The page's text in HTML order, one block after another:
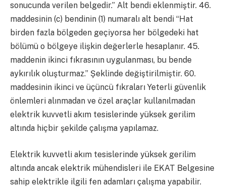
sonucunda verilen belgedir.” Alt bendi eklenmiştir. 46.
maddesinin (c) bendinin (1) numaralı alt bendi “Hat
birden fazla bölgeden geçiyorsa her bölgedeki hat
bölümü o bölgeye ilişkin değerlerle hesaplanır. 45.
maddenin ikinci fıkrasının uygulanması, bu bende
aykırılık oluşturmaz.” Şeklinde değiştirilmiştir. 60.
maddesinin ikinci ve üçüncü fıkraları Yeterli güvenlik
önlemleri alınmadan ve özel araçlar kullanılmadan
elektrik kuvvetli akım tesislerinde yüksek gerilim
altında hiçbir şekilde çalışma yapılamaz.
Elektrik kuvvetli akım tesislerinde yüksek gerilim
altında ancak elektrik mühendisleri ile EKAT Belgesine
sahip elektrikle ilgili fen adamları çalışma yapabilir.